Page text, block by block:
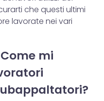
che questi ultimi
lavorate nei vari
mi